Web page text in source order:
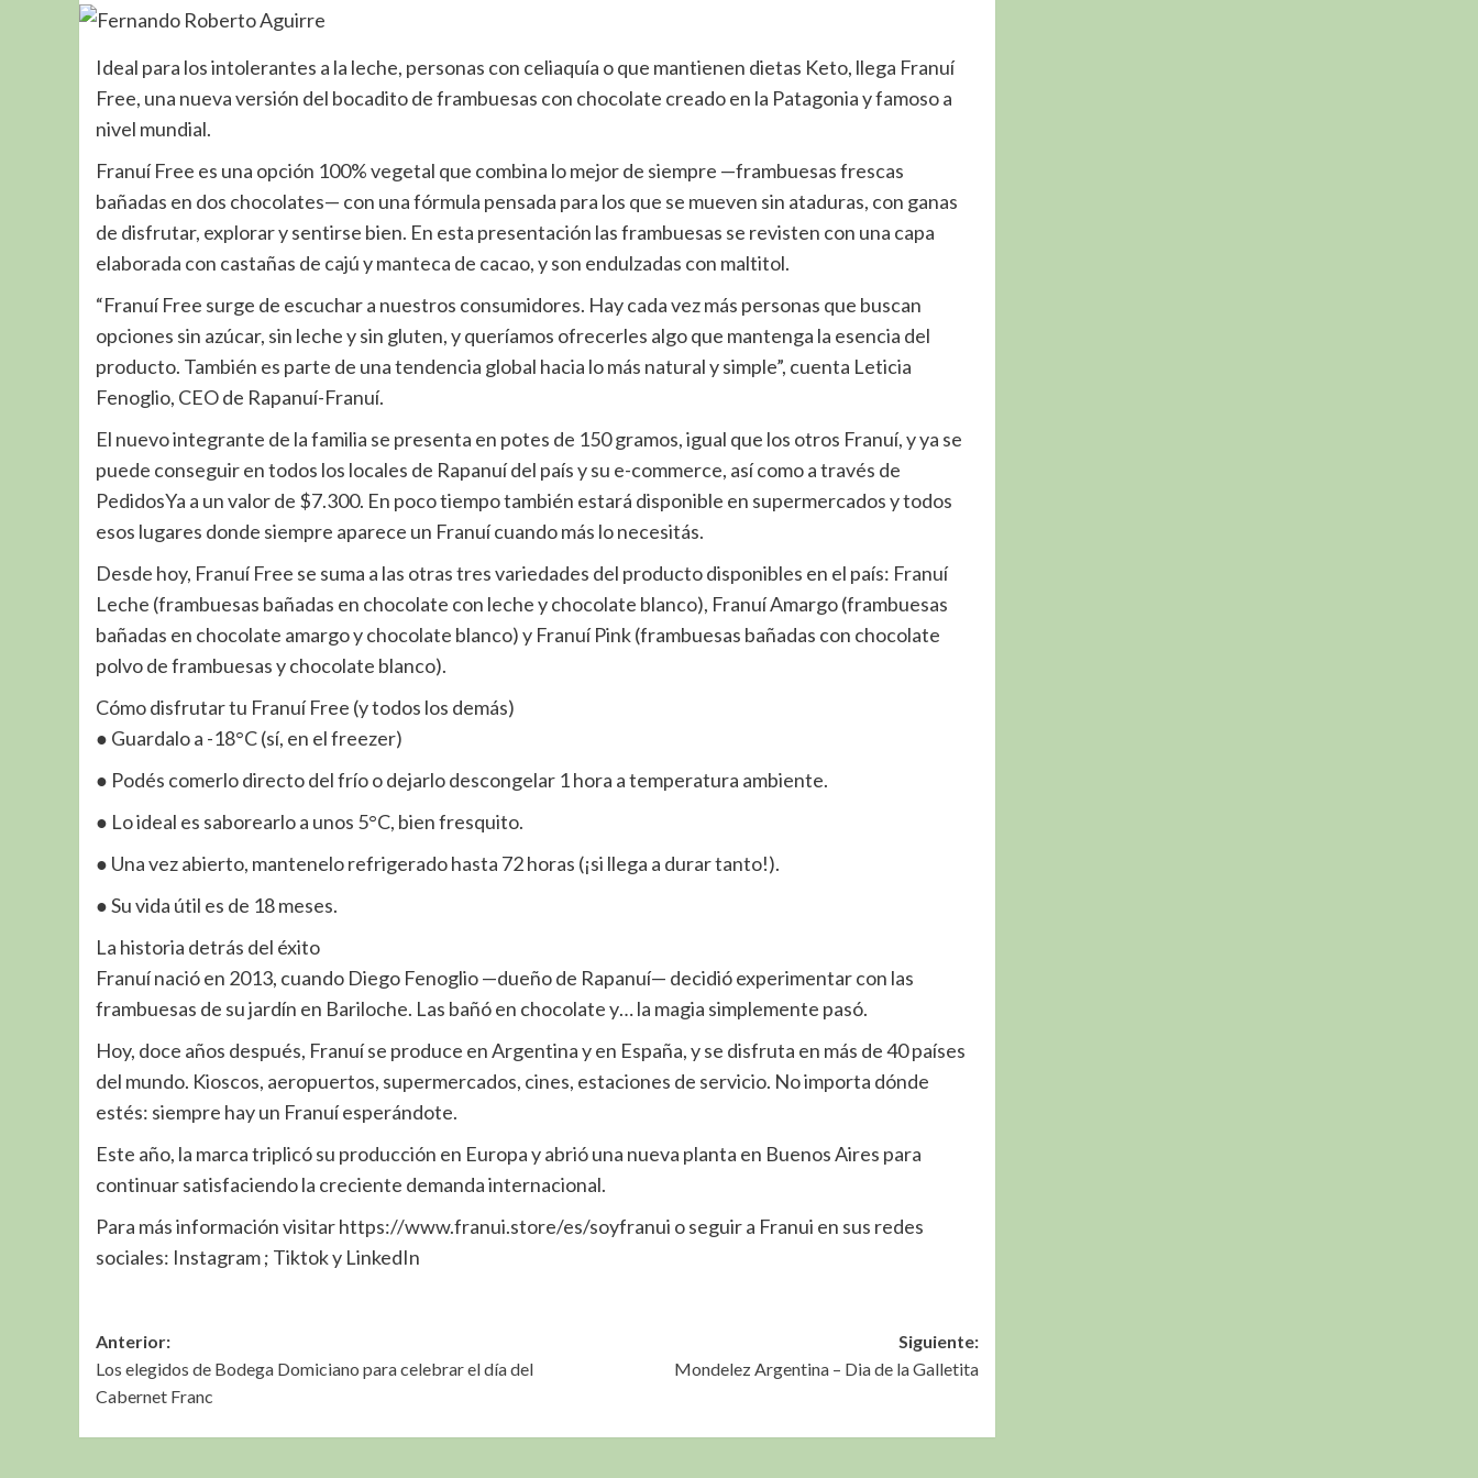
Ideal para los intolerantes a la leche, personas con celiaquía o que mantienen dietas Keto, llega Franuí
Free, una nueva versión del bocadito de frambuesas con chocolate creado en la Patagonia y famoso a
nivel mundial.
Franuí Free es una opción 100% vegetal que combina lo mejor de siempre —frambuesas frescas
bañadas en dos chocolates— con una fórmula pensada para los que se mueven sin ataduras, con ganas
de disfrutar, explorar y sentirse bien. En esta presentación las frambuesas se revisten con una capa
elaborada con castañas de cajú y manteca de cacao, y son endulzadas con maltitol.
“Franuí Free surge de escuchar a nuestros consumidores. Hay cada vez más personas que buscan
opciones sin azúcar, sin leche y sin gluten, y queríamos ofrecerles algo que mantenga la esencia del
producto. También es parte de una tendencia global hacia lo más natural y simple”, cuenta Leticia
Fenoglio, CEO de Rapanuí-Franuí.
El nuevo integrante de la familia se presenta en potes de 150 gramos, igual que los otros Franuí, y ya se
puede conseguir en todos los locales de Rapanuí del país y su e-commerce, así como a través de
PedidosYa a un valor de $7.300. En poco tiempo también estará disponible en supermercados y todos
esos lugares donde siempre aparece un Franuí cuando más lo necesitás.
Desde hoy, Franuí Free se suma a las otras tres variedades del producto disponibles en el país: Franuí
Leche (frambuesas bañadas en chocolate con leche y chocolate blanco), Franuí Amargo (frambuesas
bañadas en chocolate amargo y chocolate blanco) y Franuí Pink (frambuesas bañadas con chocolate
polvo de frambuesas y chocolate blanco).
Cómo disfrutar tu Franuí Free (y todos los demás)
● Guardalo a -18°C (sí, en el freezer)
● Podés comerlo directo del frío o dejarlo descongelar 1 hora a temperatura ambiente.
● Lo ideal es saborearlo a unos 5°C, bien fresquito.
● Una vez abierto, mantenelo refrigerado hasta 72 horas (¡si llega a durar tanto!).
● Su vida útil es de 18 meses.
La historia detrás del éxito
Franuí nació en 2013, cuando Diego Fenoglio —dueño de Rapanuí— decidió experimentar con las
frambuesas de su jardín en Bariloche. Las bañó en chocolate y… la magia simplemente pasó.
Hoy, doce años después, Franuí se produce en Argentina y en España, y se disfruta en más de 40 países
del mundo. Kioscos, aeropuertos, supermercados, cines, estaciones de servicio. No importa dónde
estés: siempre hay un Franuí esperándote.
Este año, la marca triplicó su producción en Europa y abrió una nueva planta en Buenos Aires para
continuar satisfaciendo la creciente demanda internacional.
Para más información visitar https://www.franui.store/es/soyfranui o seguir a Franui en sus redes
sociales: Instagram ; Tiktok y LinkedIn
Navegación
de
entradas
Anterior:
Los elegidos de Bodega Domiciano para celebrar el día del
Cabernet Franc
Siguiente:
Mondelez Argentina – Dia de la Galletita